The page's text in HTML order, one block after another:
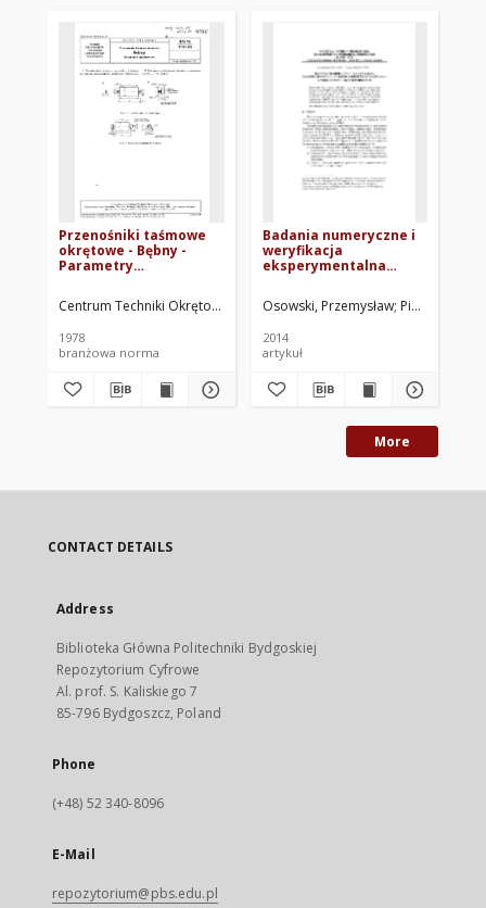
Przenośniki taśmowe
okrętowe - Bębny -
Parametry
Centrum Techniki Okrętowej w Gdańsku. Oprac. Fabryka Urządzeń
1978
branżowa norma
Badania numeryczne i
weryfikacja
eksperymentalna
opakowania z
nieodkształcalnym
Osowski, Przemysław Piątkowski,
2014
artykuł
More
CONTACT DETAILS
Address
Biblioteka Główna Politechniki Bydgoskiej
Repozytorium Cyfrowe
Al. prof. S. Kaliskiego 7
85-796 Bydgoszcz, Poland
Phone
(+48) 52 340-8096
E-Mail
repozytorium@pbs.edu.pl